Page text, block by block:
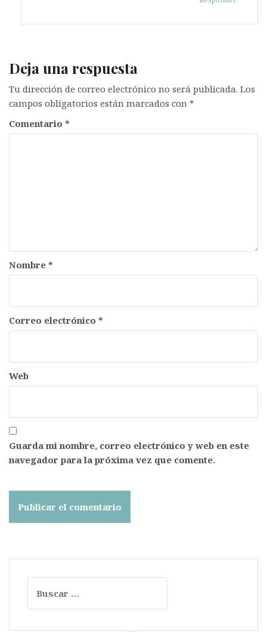
Deja una respuesta
Tu dirección de correo electrónico no será publicada. Los
campos obligatorios están marcados con *
Comentario *
Nombre *
Correo electrónico *
Web
Guarda mi nombre, correo electrónico y web en este
navegador para la próxima vez que comente.